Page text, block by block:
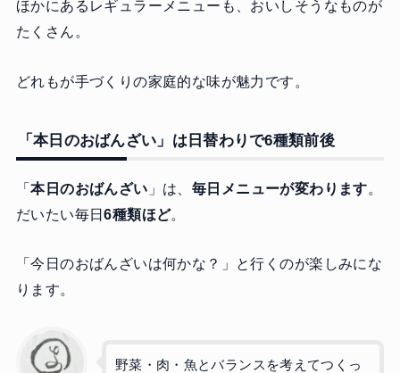
ほかにあるレギュラーメニューも、おいしそうなものが
たくさん。
どれもが手づくりの家庭的な味が魅力です。
「本日のおばんざい」は日替わりで6種類前後
「本日のおばんざい 」は、 毎日メニューが変わります。
だいたい毎日6種類ほど。
「今日のおばんざいは何かな？」と行くのが楽しみにな
ります。
野菜・肉・魚とバランスを考えてつくっ